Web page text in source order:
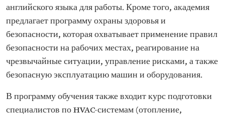
английского языка для работы. Кроме того, академия
предлагает программу охраны здоровья и
безопасности, которая охватывает применение правил
безопасности на рабочих местах, реагирование на
чрезвычайные ситуации, управление рисками, а также
безопасную эксплуатацию машин и оборудования.
В программу обучения также входит курс подготовки
специалистов по HVAC-системам (отопление,